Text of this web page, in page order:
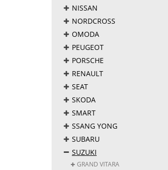
NISSAN
NORDCROSS
OMODA
PEUGEOT
PORSCHE
RENAULT
SEAT
SKODA
SMART
SSANG YONG
SUBARU
SUZUKI
GRAND VITARA